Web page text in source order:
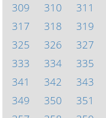
309
310 311
317
318 319
325
326 327
333
334 335
341
342 343
349
350 351